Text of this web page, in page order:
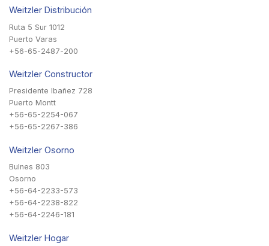
Weitzler Distribución
Ruta 5 Sur 1012
Puerto Varas
+56-65-2487-200
Weitzler Constructor
Presidente Ibañez 728
Puerto Montt
+56-65-2254-067
+56-65-2267-386
Weitzler Osorno
Bulnes 803
Osorno
+56-64-2233-573
+56-64-2238-822
+56-64-2246-181
Weitzler Hogar